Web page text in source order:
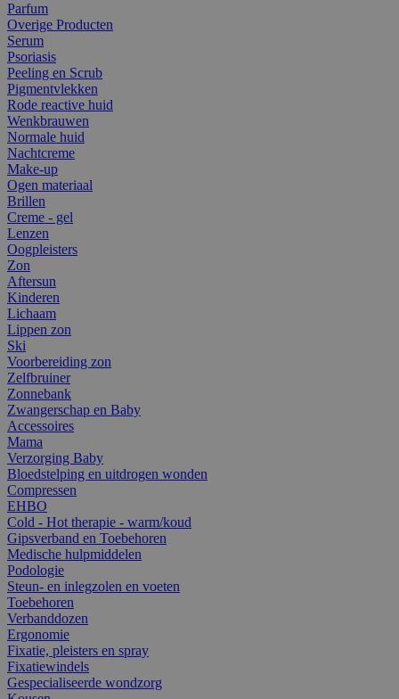
Parfum
Overige Producten
Serum
Psoriasis
Peeling en Scrub
Pigmentvlekken
Rode reactive huid
Wenkbrauwen
Normale huid
Nachtcreme
Make-up
Ogen materiaal
Brillen
Creme - gel
Lenzen
Oogpleisters
Zon
Aftersun
Kinderen
Lichaam
Lippen zon
Ski
Voorbereiding zon
Zelfbruiner
Zonnebank
Zwangerschap en Baby
Accessoires
Mama
Verzorging Baby
Bloedstelping en uitdrogen wonden
Compressen
EHBO
Cold - Hot therapie - warm/koud
Gipsverband en Toebehoren
Medische hulpmiddelen
Podologie
Steun- en inlegzolen en voeten
Toebehoren
Verbanddozen
Ergonomie
Fixatie, pleisters en spray
Fixatiewindels
Gespecialiseerde wondzorg